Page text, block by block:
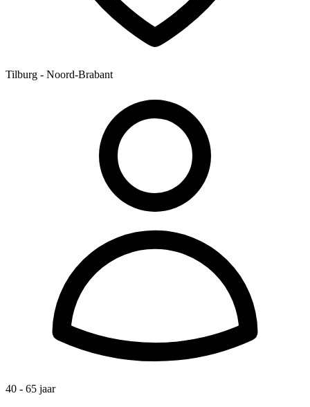
Tilburg - Noord-Brabant
40 - 65 jaar